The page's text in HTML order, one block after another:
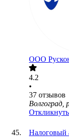
ООО
4.2
•
37 отзывов
Волгоград,
Налоговый